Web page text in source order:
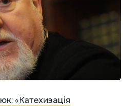
«Катехизація